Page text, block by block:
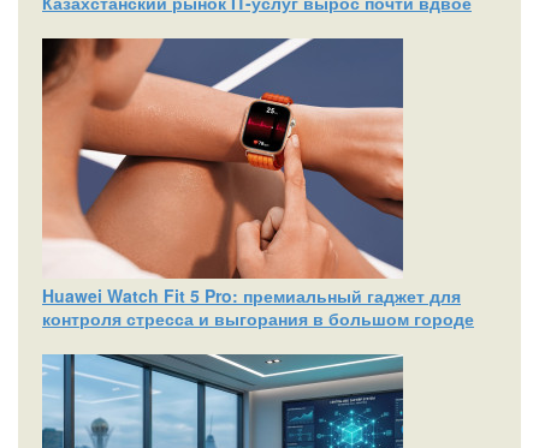
Huawei Watch Fit 5 Pro: премиальный гаджет для
контроля стресса и выгорания в большом городе